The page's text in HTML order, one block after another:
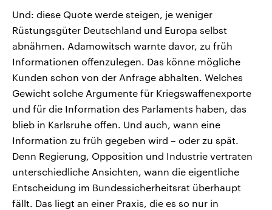
Und: diese Quote werde steigen, je weniger
Rüstungsgüter Deutschland und Europa selbst
abnähmen. Adamowitsch warnte davor, zu früh
Informationen offenzulegen. Das könne mögliche
Kunden schon von der Anfrage abhalten. Welches
Gewicht solche Argumente für Kriegswaffenexporte
und für die Information des Parlaments haben, das
blieb in Karlsruhe offen. Und auch, wann eine
Information zu früh gegeben wird – oder zu spät.
Denn Regierung, Opposition und Industrie vertraten
unterschiedliche Ansichten, wann die eigentliche
Entscheidung im Bundessicherheitsrat überhaupt
fällt. Das liegt an einer Praxis, die es so nur in